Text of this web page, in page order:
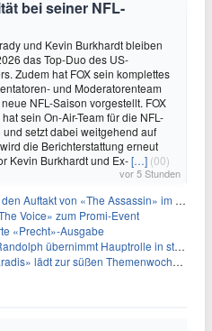
bei seiner NFL-
und Kevin Burkhardt bleiben
das Top-Duo des US-
Zudem hat FOX sein komplettes
und Moderatorenteam
NFL-Saison vorgestellt. FOX
sein On-Air-Team für die NFL-
setzt dabei weitgehend auf
die Berichterstattung erneut
Kevin Burkhardt und Ex-[…] (00)
vor 5 Stunden
Auftakt von «The Assassin» im Fernsehen
Voice» zum Promi-Event
«Precht»-Ausgabe
Hauptrolle in starbesetzter schwarzer Komödie
lädt zur süßen Themenwoche ein